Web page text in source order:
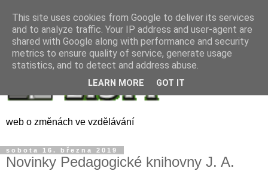
web o změnách ve vzdělávání
sobota 16. března 2019
Novinky Pedagogické knihovny J. A.
This site uses cookies from Google to deliver its services
and to analyze traffic. Your IP address and user-agent are
shared with Google along with performance and security
metrics to ensure quality of service, generate usage
statistics, and to detect and address abuse.
LEARN MORE GOT IT